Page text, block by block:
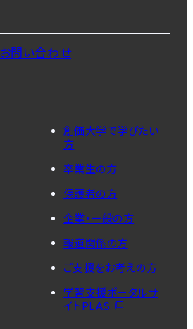
お問い合わせ
創価大学で学びたい
方
卒業生の方
保護者の方
企業・一般の方
報道関係の方
ご支援をお考えの方
学習支援ポータルサ
イトPLAS